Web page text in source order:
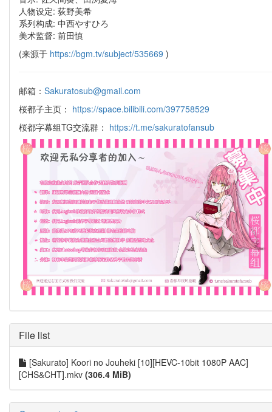
人物设定: 荻野美希
系列构成: 中西やすひろ
美术监督: 前田慎
(来源于 https://bgm.tv/subject/535669 )
邮箱： Sakuratosub@gmail.com
桜都子主页： https://space.bilibili.com/397758529
桜都字幕组TG交流群： https://t.me/sakuratofansub
File list
[Sakurato] Koori no Jouheki [10][HEVC-10bit 1080P AAC]
[CHS&CHT].mkv (306.4 MiB)